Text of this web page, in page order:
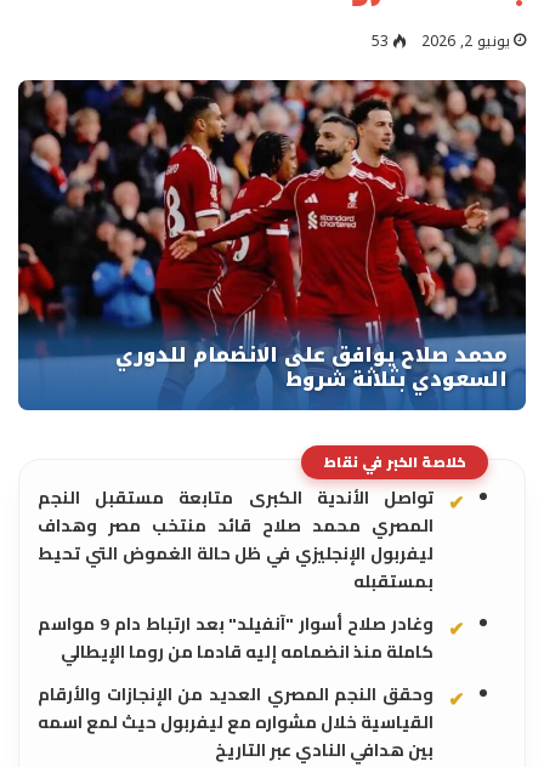
يونيو 2, 2026 53
خلاصة الخبر في نقاط
تواصل الأندية الكبرى متابعة مستقبل النجم
المصري محمد صلاح قائد منتخب مصر وهداف
ليفربول الإنجليزي في ظل حالة الغموض التي تحيط
بمستقبله
وغادر صلاح أسوار "آنفيلد" بعد ارتباط دام 9 مواسم
كاملة منذ انضمامه إليه قادما من روما الإيطالي
وحقق النجم المصري العديد من الإنجازات والأرقام
القياسية خلال مشواره مع ليفربول حيث لمع اسمه
بين هدافي النادي عبر التاريخ